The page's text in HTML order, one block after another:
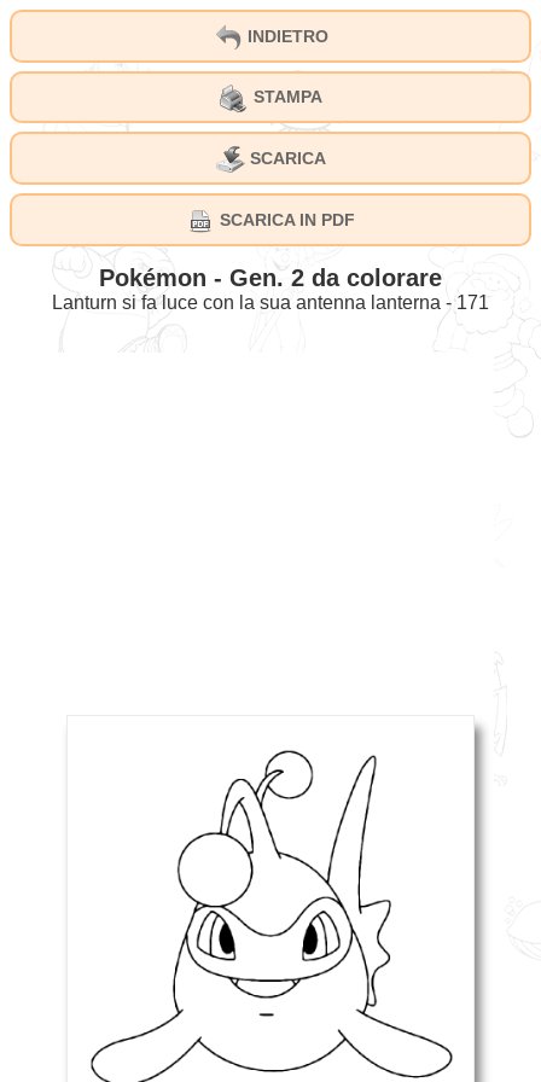
INDIETRO
STAMPA
SCARICA
SCARICA IN PDF
Pokémon - Gen. 2 da colorare
Lanturn si fa luce con la sua antenna lanterna - 171